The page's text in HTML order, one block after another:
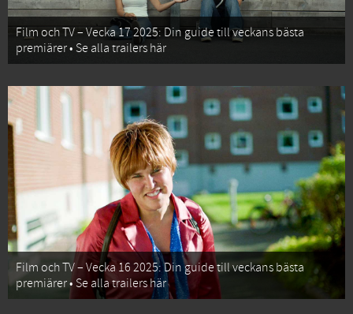
Film och TV – Vecka 17 2025: Din guide till veckans bästa
premiärer • Se alla trailers här
Film och TV – Vecka 16 2025: Din guide till veckans bästa
premiärer • Se alla trailers här